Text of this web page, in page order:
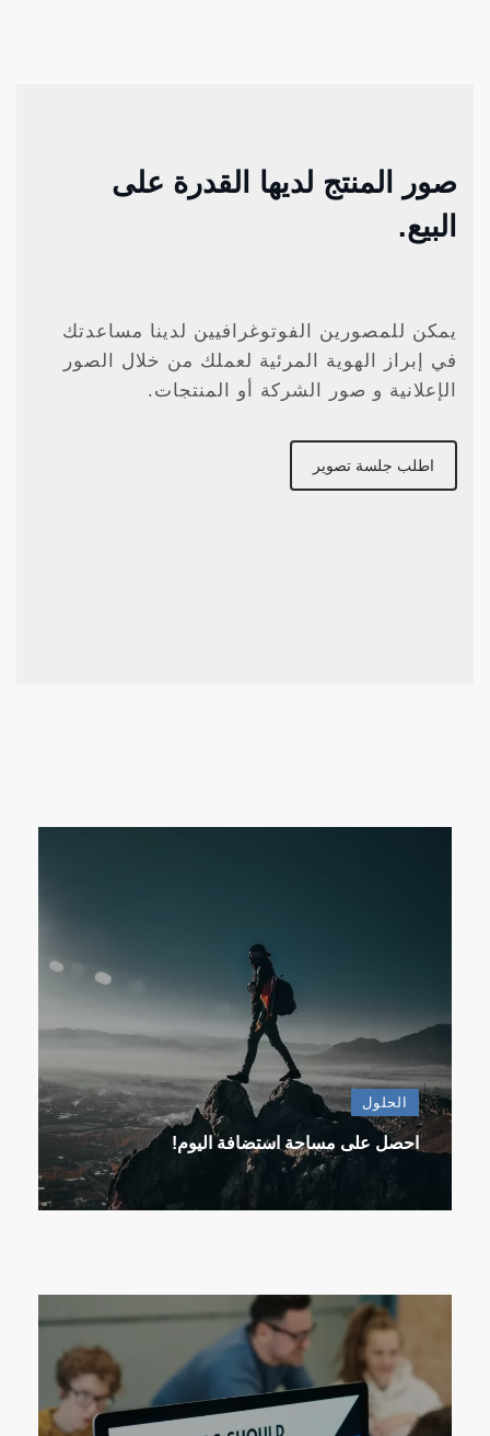
صور المنتج لديها القدرة على
البيع.
يمكن للمصورين الفوتوغرافيين لدينا مساعدتك
في إبراز الهوية المرئية لعملك من خلال الصور
الإعلانية و صور الشركة أو المنتجات.
اطلب جلسة تصوير
الحلول
احصل على مساحة استضافة اليوم!